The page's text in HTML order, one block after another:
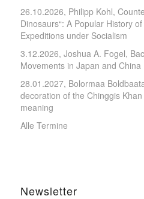
26.10.2026, Philipp Kohl,
Dinosaurs“: A Popular History
Expeditions under Socialism
3.12.2026, Joshua A. Fogel,
Movements in Japan and China
28.01.2027, Bolormaa
decoration of the Chinggis
meaning
Alle Termine
Newsletter